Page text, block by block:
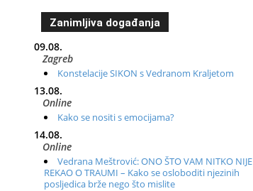
Zanimljiva događanja
09.08.
Zagreb
Konstelacije SIKON s Vedranom Kraljetom
13.08.
Online
Kako se nositi s emocijama?
14.08.
Online
Vedrana Meštrović: ONO ŠTO VAM NITKO NIJE
REKAO O TRAUMI – Kako se osloboditi njezinih
posljedica brže nego što mislite